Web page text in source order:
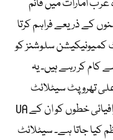
امارات میں قائم
کے ذریعے فراہم کرتا
کمیونیکیشن سلوشنز کو
کرتے ہیں جو 1968 سے کام کر رہے ہیں۔ یہ
تھرو پٹ سیٹلائٹ
کوریج فراہم کرتا ہے، اور جغرافیائی خطوں کو ان کے UA
کیا جاتا ہے۔ سیٹلائٹ